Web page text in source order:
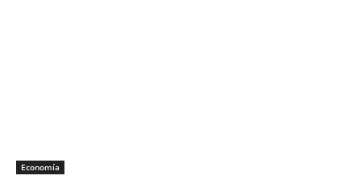
Economía